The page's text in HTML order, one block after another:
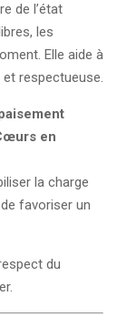
de l’état
les
Elle aide à
respectueuse.
en
la charge
favoriser un
du